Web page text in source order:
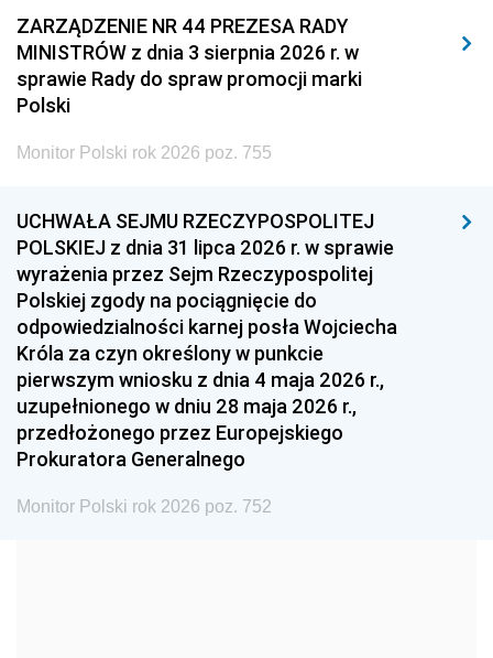
2011 2010 2009
2008 2007 2006
2005
1996 1995 1994
1993 1992 1991
1990 1989
1987 1986 1985
1984 1983 1982
1981 1980 1979
1978 1977
1975 1974
ZARZĄDZENIE NR 44 PREZESA RADY
MINISTRÓW z dnia 3 sierpnia 2026 r. w
sprawie Rady do spraw promocji marki
Polski
Monitor Polski rok 2026 poz. 755
UCHWAŁA SEJMU RZECZYPOSPOLITEJ
POLSKIEJ z dnia 31 lipca 2026 r. w sprawie
wyrażenia przez Sejm Rzeczypospolitej
Polskiej zgody na pociągnięcie do
odpowiedzialności karnej posła Wojciecha
Króla za czyn określony w punkcie
pierwszym wniosku z dnia 4 maja 2026 r.,
uzupełnionego w dniu 28 maja 2026 r.,
przedłożonego przez Europejskiego
Prokuratora Generalnego
Monitor Polski rok 2026 poz. 752